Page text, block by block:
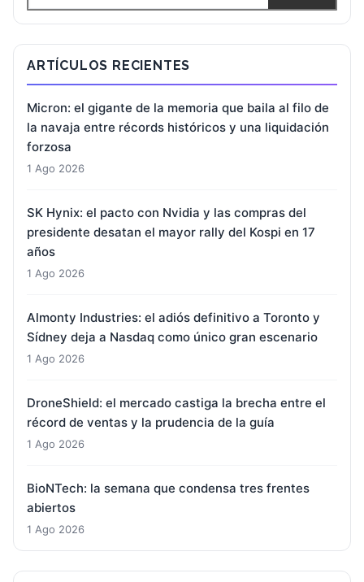
ARTÍCULOS RECIENTES
Micron: el gigante de la memoria que baila al filo de
la navaja entre récords históricos y una liquidación
forzosa
1 Ago 2026
SK Hynix: el pacto con Nvidia y las compras del
presidente desatan el mayor rally del Kospi en 17
años
1 Ago 2026
Almonty Industries: el adiós definitivo a Toronto y
Sídney deja a Nasdaq como único gran escenario
1 Ago 2026
DroneShield: el mercado castiga la brecha entre el
récord de ventas y la prudencia de la guía
1 Ago 2026
BioNTech: la semana que condensa tres frentes
abiertos
1 Ago 2026